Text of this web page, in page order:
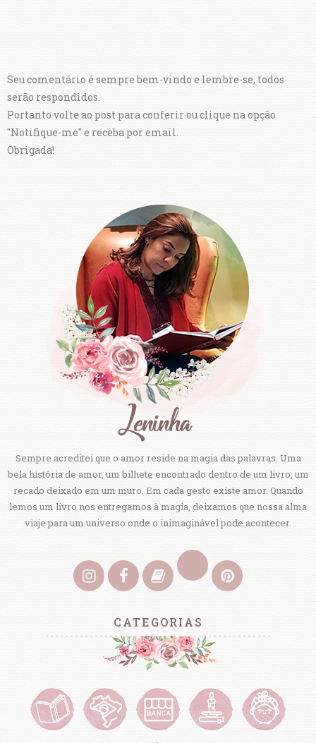
Seu comentário é sempre bem-vindo e lembre-se, todos
serão respondidos.
Portanto volte ao post para conferir ou clique na opção
"Notifique-me" e receba por email.
Obrigada!
Sempre acreditei que o amor reside na magia das palavras. Uma
bela história de amor, um bilhete encontrado dentro de um livro, um
recado deixado em um muro. Em cada gesto existe amor. Quando
lemos um livro nos entregamos à magia, deixamos que nossa alma
viaje para um universo onde o inimaginável pode acontecer.
CATEGORIAS